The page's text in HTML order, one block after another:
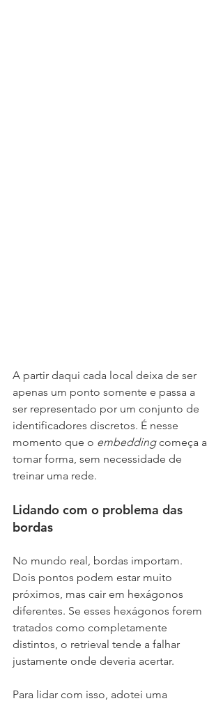
A partir daqui cada local deixa de ser
apenas um ponto somente e passa a
ser representado por um conjunto de
identificadores discretos. É nesse
momento que o embedding começa a
tomar forma, sem necessidade de
treinar uma rede.
Lidando com o problema das
bordas
No mundo real, bordas importam.
Dois pontos podem estar muito
próximos, mas cair em hexágonos
diferentes. Se esses hexágonos forem
tratados como completamente
distintos, o retrieval tende a falhar
justamente onde deveria acertar.
Para lidar com isso, adotei uma